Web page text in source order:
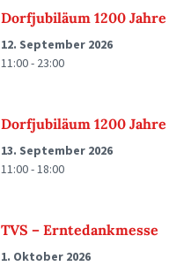
Dorfjubiläum 1200
12. September 2026
11:00 - 23:00
Dorfjubiläum 1200
13. September 2026
11:00 - 18:00
TVS – Erntedankmesse
1. Oktober 2026